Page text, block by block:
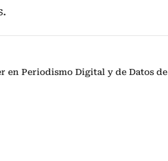
en Periodismo Digital y de Datos de